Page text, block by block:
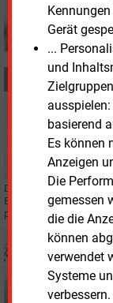
Gerät
...
und
basierend
Es können
Anzeigen
Die
gemessen
die die
können
verwendet
Systeme
verbessern.
Der Kartellamts-Chef
Energiemarkt leidet. Es
profitieren. Mundt